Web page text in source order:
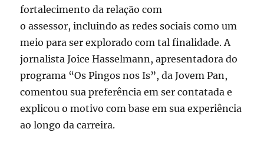
fortalecimento da relação com
o assessor, incluindo as redes sociais como um
meio para ser explorado com tal finalidade. A
jornalista Joice Hasselmann, apresentadora do
programa “Os Pingos nos Is”, da Jovem Pan,
comentou sua preferência em ser contatada e
explicou o motivo com base em sua experiência
ao longo da carreira.